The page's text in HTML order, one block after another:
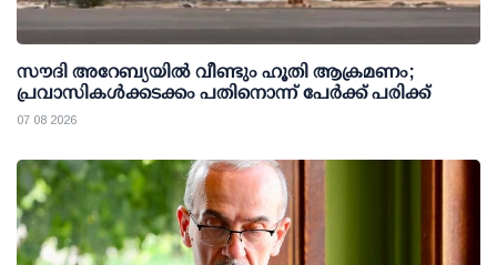
സൗദി അറേബ്യയില്‍ വീണ്ടും ഹൂതി ആക്രമണം;
പ്രവാസികള്‍ക്കടക്കം പതിനൊന്ന് പേര്‍ക്ക് പരിക്ക്
07 08 2026